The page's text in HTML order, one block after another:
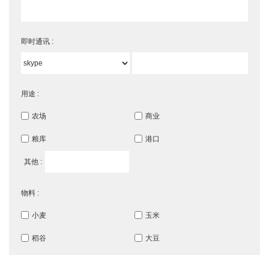
即时通讯 :
用途 :
农场 商业
粮库 港口
其他 :
物料 :
小麦 玉米
稻谷 大豆